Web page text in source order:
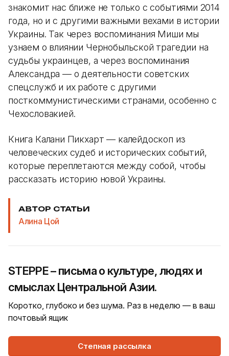
знакомит нас ближе не только с событиями 2014
года, но и с другими важными вехами в истории
Украины. Так через воспоминания Миши мы
узнаем о влиянии Чернобыльской трагедии на
судьбы украинцев, а через воспоминания
Александра — о деятельности советских
спецслужб и их работе с другими
посткоммунистическими странами, особенно с
Чехословакией.
Книга Калани Пикхарт — калейдоскоп из
человеческих судеб и исторических событий,
которые переплетаются между собой, чтобы
рассказать историю новой Украины.
АВТОР СТАТЬИ
Алина Цой
STEPPE – письма о культуре, людях и
смыслах Центральной Азии.
Коротко, глубоко и без шума. Раз в неделю — в ваш
почтовый ящик
Степная рассылка